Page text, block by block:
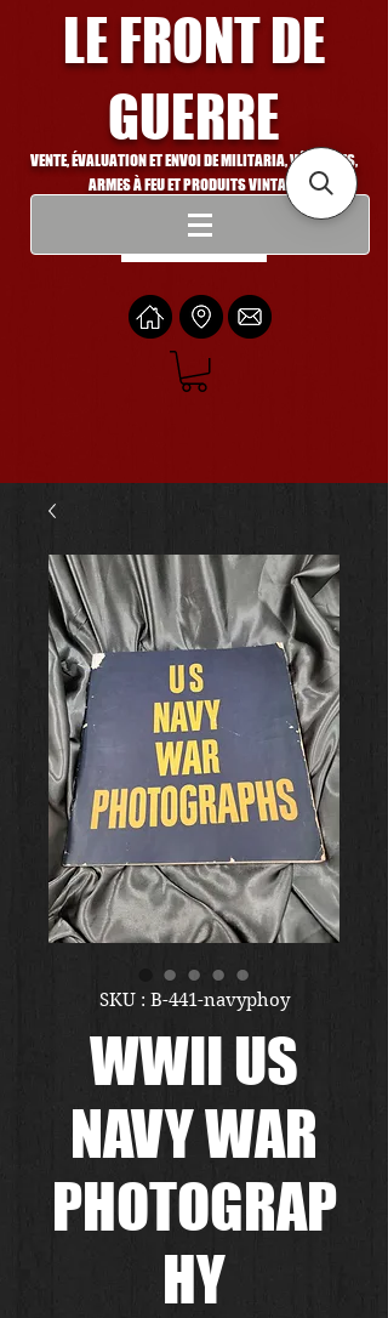
LE FRONT DE
GUERRE
VENTE, ÉVALUATION ET ENVOI DE MILITARIA, VÉHICULES,
ARMES À FEU ET PRODUITS VINTAGE
Se connecter
SKU : B-441-navyphoy
WWII US
NAVY WAR
PHOTOGRAP
HY